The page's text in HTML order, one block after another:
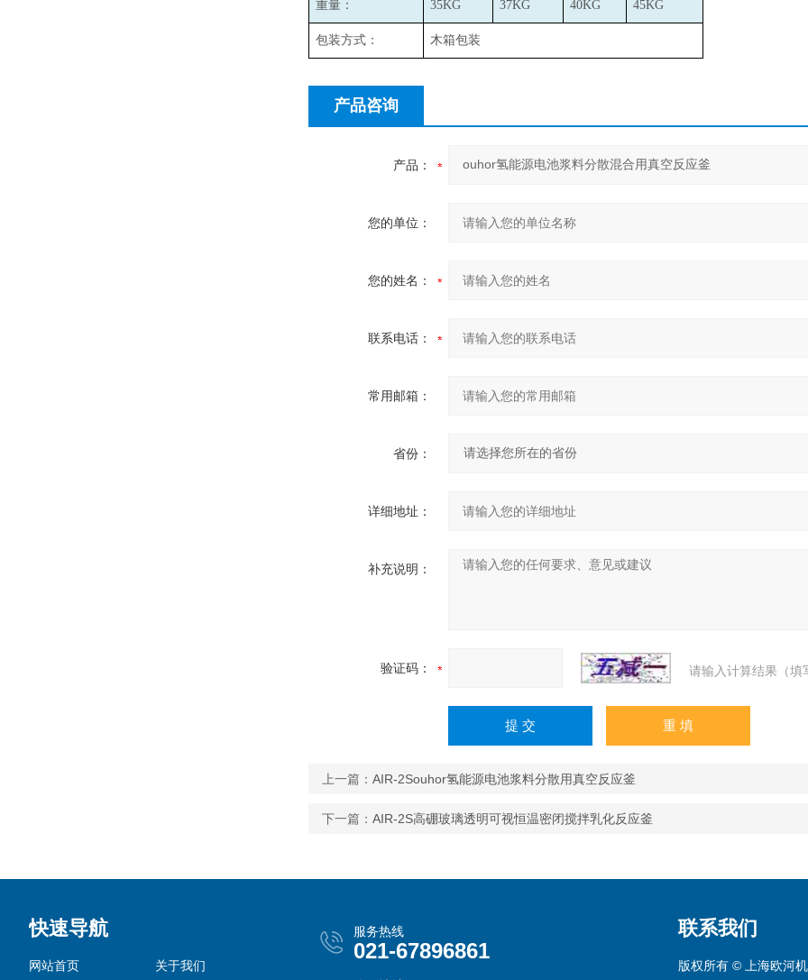
重量： 35KG 37KG 40KG 45KG
包装方式： 木箱包装
产品咨询
产品：
您的单位：
您的姓名：
联系电话：
常用邮箱：
省份：
详细地址：
补充说明：
验证码： 请输入计算结果（填
上一篇： AIR-2Souhor氢能源电池浆料分散用真空反应釜
下一篇： AIR-2S高硼玻璃透明可视恒温密闭搅拌乳化反应釜
快速导航
网站首页 关于我们
服务热线
021-67896861
联系我们
版权所有 © 上海欧河